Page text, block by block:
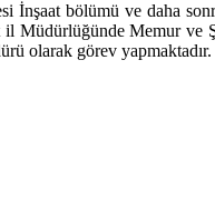
İnşaat bölümü ve daha
il Müdürlüğünde Memur
olarak görev yapmaktadır.